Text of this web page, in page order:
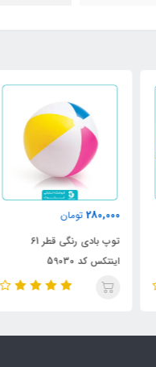
280,000 تومان
توپ بادی رنگی قطر 61
اینتکس کد 59030